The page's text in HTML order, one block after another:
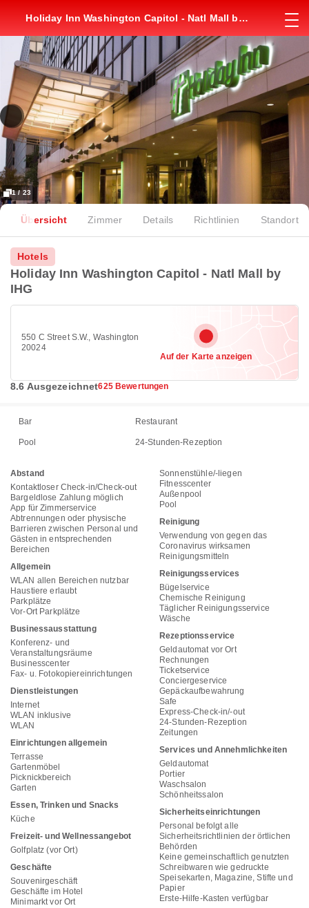
Holiday Inn Washington Capitol - Natl Mall by
1 / 23
Übersicht Zimmer Details Richtlinien Standort
Hotels
Holiday Inn Washington Capitol - Natl Mall by
IHG
550 C Street S.W., Washington
20024
Auf der Karte anzeigen
8.6 Ausgezeichnet625 Bewertungen
Bar Restaurant
Pool 24-Stunden-Rezeption
Abstand
Kontaktloser Check-in/Check-out
Bargeldlose Zahlung möglich
App für Zimmerservice
Abtrennungen oder physische
Barrieren zwischen Personal und
Gästen in entsprechenden
Bereichen
Allgemein
WLAN allen Bereichen nutzbar
Haustiere erlaubt
Parkplätze
Vor-Ort Parkplätze
Businessausstattung
Konferenz- und
Veranstaltungsräume
Businesscenter
Fax- u. Fotokopiereinrichtungen
Dienstleistungen
Internet
WLAN inklusive
WLAN
Einrichtungen allgemein
Terrasse
Gartenmöbel
Picknickbereich
Garten
Essen, Trinken und Snacks
Küche
Freizeit- und Wellnessangebot
Golfplatz (vor Ort)
Geschäfte
Souvenirgeschäft
Geschäfte im Hotel
Minimarkt vor Ort
Sonnenstühle/-liegen
Fitnesscenter
Außenpool
Pool
Reinigung
Verwendung von gegen das
Coronavirus wirksamen
Reinigungsmitteln
Reinigungsservices
Bügelservice
Chemische Reinigung
Täglicher Reinigungsservice
Wäsche
Rezeptionsservice
Geldautomat vor Ort
Rechnungen
Ticketservice
Conciergeservice
Gepäckaufbewahrung
Safe
Express-Check-in/-out
24-Stunden-Rezeption
Zeitungen
Services und Annehmlichkeiten
Geldautomat
Portier
Waschsalon
Schönheitssalon
Sicherheitseinrichtungen
Personal befolgt alle
Sicherheitsrichtlinien der örtlichen
Behörden
Keine gemeinschaftlich genutzten
Schreibwaren wie gedruckte
Speisekarten, Magazine, Stifte und
Papier
Erste-Hilfe-Kasten verfügbar